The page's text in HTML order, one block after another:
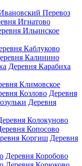
Перевоз
Игнатово
Ильинское
Каблуково
Калинино
Деревня Карабиха
Климовское
Козлово Деревня
Деревня
Колокуново
Копосово
Коргиш Деревня
Деревня Коробово